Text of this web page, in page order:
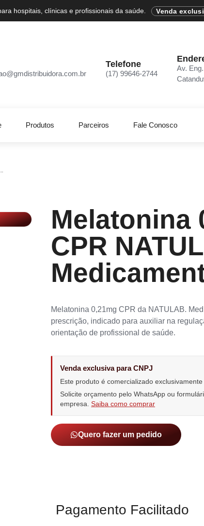
hospitais, clínicas e profissionais da saúde. Venda
Telefone
(17) 99646-2744
Av.
Produtos Parceiros Fale Conosco
Melatonina
CPR
Melatonina 0,21mg CPR da NATULAB.
prescrição, indicado para auxiliar na
orientação de profissional de saúde.
Venda exclusiva para CNPJ
Este produto é comercializado
Solicite orçamento pelo WhatsApp ou
empresa. Saiba como comprar
Quero fazer um pedido
Pagamento Facilitado